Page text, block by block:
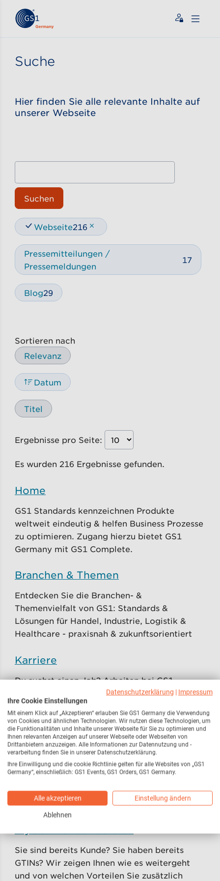
Zum Inhalt gehen
Suche
Hier finden Sie alle relevante Inhalte auf
unserer Webseite
Suchen
Webseite216
Pressemitteilungen /
Pressemeldungen
17
Blog29
Sortieren nach
Relevanz
Datum
Titel
Ergebnisse pro Seite:
Es wurden 216 Ergebnisse gefunden.
Home
GS1 Standards kennzeichnen Produkte
weltweit eindeutig & helfen Business Prozesse
zu optimieren. Zugang hierzu bietet GS1
Germany mit GS1 Complete.
Branchen & Themen
Entdecken Sie die Branchen- &
Themenvielfalt von GS1: Standards &
Lösungen für Handel, Industrie, Logistik &
Healthcare - praxisnah & zukunftsorientiert
Karriere
Du suchst einen Job? Arbeiten bei GS1
Germany umfasst sinnstiftende Aufgaben im
Team mit tollen Kolleg:innen. Jetzt
informieren, bewerben, Karriere starten!
Kontakt
Unser Kundenservice ist über das
Kontaktformular zu erreichen. Auch steht
unser Chatbot “Beep” zur Verfügung. Adresse:
Stolberger Straße 1ß8 a, 50933 Köln
Sie sind bereits Kunde? Sie haben bereits
GTINs? Wir zeigen Ihnen wie es weitergeht
und von welchen Vorteilen Sie zusätzlich
Datenschutzerklärung | Impressum
Ihre Cookie Einstellungen
Mit einem Klick auf „Akzeptieren“ erlauben Sie GS1 Germany die Verwendung
von Cookies und ähnlichen Technologien. Wir nutzen diese Technologien, um
die Funktionalitäten und Inhalte unserer Webseite für Sie zu optimieren und
Ihnen relevanten Anzeigen auf unserer Webseite oder Webseiten von
Drittanbietern anzuzeigen. Alle Informationen zur Datennutzung und -
verarbeitung finden Sie in unserer Datenschutzerklärung.
Ihre Einwilligung und die cookie Richtlinie gelten für alle Websites von „GS1
Germany“, einschließlich: GS1 Events, GS1 Orders, GS1 Germany.
Alle akzeptieren Einstellung ändern
Ablehnen